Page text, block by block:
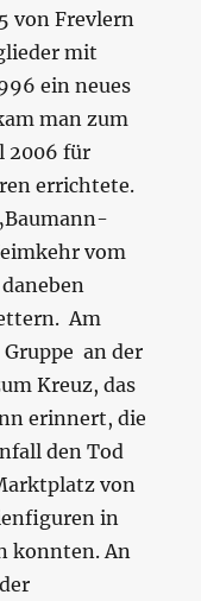
von Frevlern
mit
ein neues
man zum
2006 für
errichtete.
vom
Am
an der
Kreuz, das
erinnert, die
den Tod
von
in
konnten. An